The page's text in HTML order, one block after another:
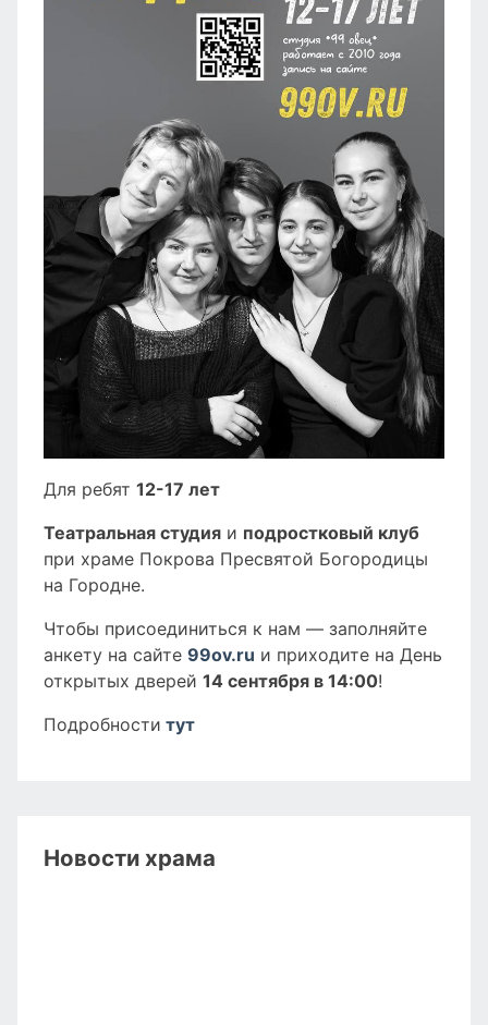
Для ребят 12-17 лет
Театральная студия и подростковый клуб
при храме Покрова Пресвятой Богородицы
на Городне.
Чтобы присоединиться к нам — заполняйте
анкету на сайте 99ov.ru и приходите на День
открытых дверей 14 сентября в 14:00!
Подробности тут
Новости храма